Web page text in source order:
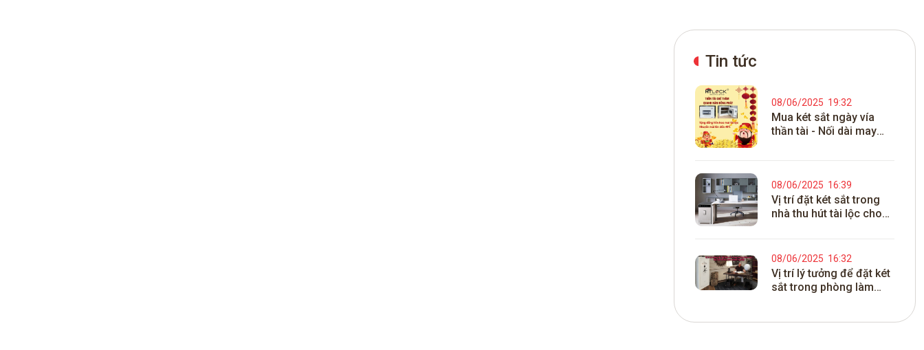
Tin tức
08/06/2025 19:32
Mua két sắt ngày vía
thần tài - Nối dài may
08/06/2025 16:39
Vị trí đặt két sắt trong
nhà thu hút tài lộc cho
08/06/2025 16:32
Vị trí lý tưởng để đặt két
sắt trong phòng làm